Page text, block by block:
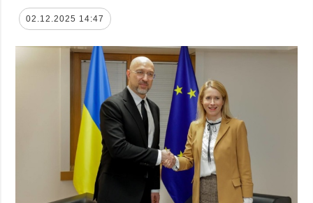
02.12.2025 14:47